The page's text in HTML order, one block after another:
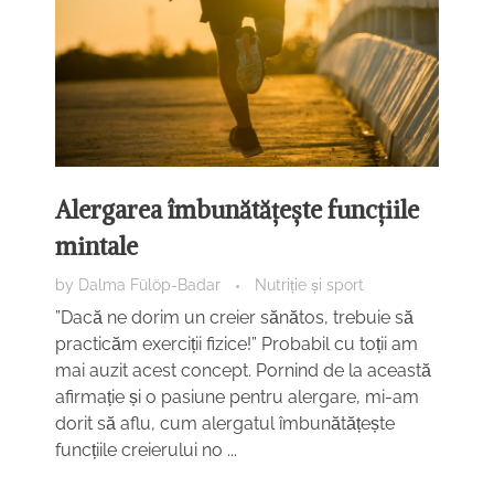
Alergarea îmbunătățește funcțiile
mintale
by Dalma Fülöp-Badar Nutriție și sport
”Dacă ne dorim un creier sănătos, trebuie să
practicăm exerciții fizice!” Probabil cu toții am
mai auzit acest concept. Pornind de la această
afirmație și o pasiune pentru alergare, mi-am
dorit să aflu, cum alergatul îmbunătățește
funcțiile creierului no ...